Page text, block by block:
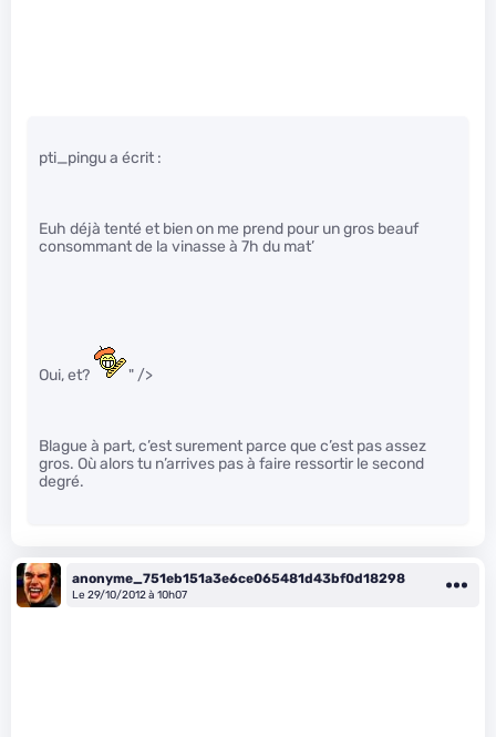
pti_pingu a écrit :
Euh déjà tenté et bien on me prend pour un gros beauf
consommant de la vinasse à 7h du mat’
Oui, et? " />
Blague à part, c’est surement parce que c’est pas assez
gros. Où alors tu n’arrives pas à faire ressortir le second
degré.
anonyme_751eb151a3e6ce065481d43bf0d18298
Le 29/10/2012 à 10h07